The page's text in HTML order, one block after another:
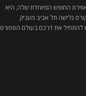
החופש המיוחדת שלה, היא
גלישה תל אביב מעניק
את דרכם בעולם הספורט